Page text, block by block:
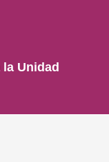
Unidad